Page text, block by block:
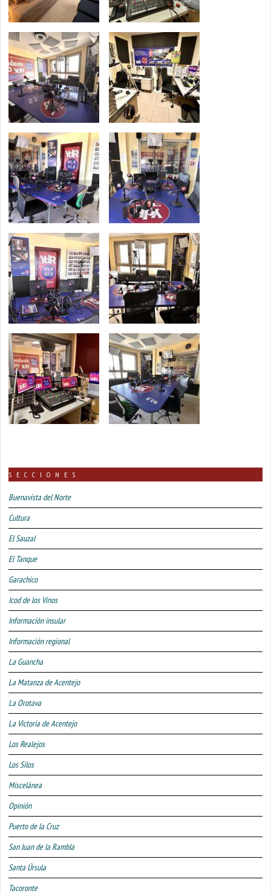
SECCIONES
Buenavista del Norte
Cultura
El Sauzal
El Tanque
Garachico
Icod de los Vinos
Información insular
Información regional
La Guancha
La Matanza de Acentejo
La Orotava
La Victoria de Acentejo
Los Realejos
Los Silos
Miscelánea
Opinión
Puerto de la Cruz
San Juan de la Rambla
Santa Úrsula
Tacoronte